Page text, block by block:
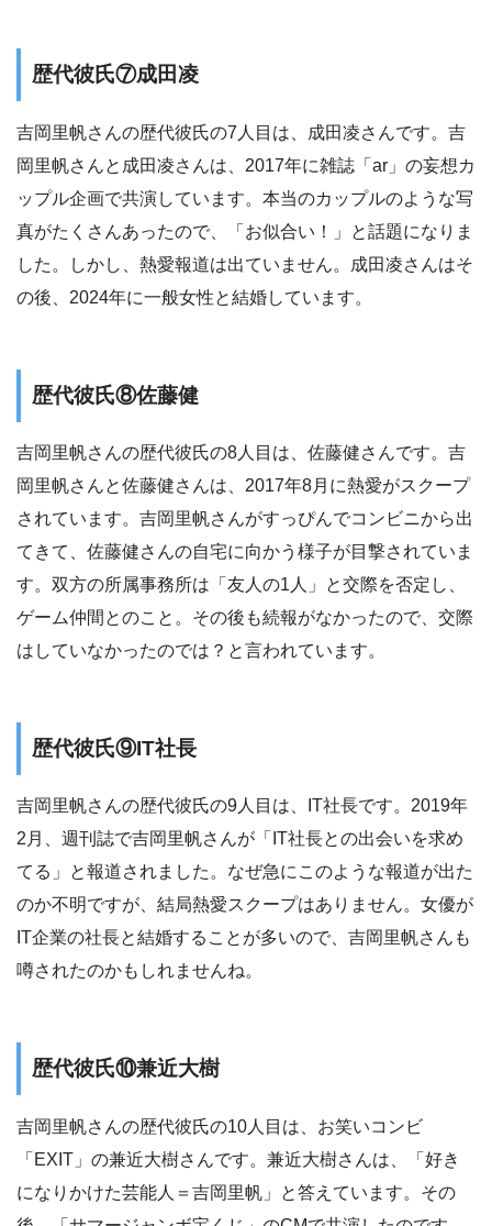
歴代彼氏⑦成田凌
吉岡里帆さんの歴代彼氏の7人目は、成田凌さんです。吉
岡里帆さんと成田凌さんは、2017年に雑誌「ar」の妄想カ
ップル企画で共演しています。本当のカップルのような写
真がたくさんあったので、「お似合い！」と話題になりま
した。しかし、熱愛報道は出ていません。成田凌さんはそ
の後、2024年に一般女性と結婚しています。
歴代彼氏⑧佐藤健
吉岡里帆さんの歴代彼氏の8人目は、佐藤健さんです。吉
岡里帆さんと佐藤健さんは、2017年8月に熱愛がスクープ
されています。吉岡里帆さんがすっぴんでコンビニから出
てきて、佐藤健さんの自宅に向かう様子が目撃されていま
す。双方の所属事務所は「友人の1人」と交際を否定し、
ゲーム仲間とのこと。その後も続報がなかったので、交際
はしていなかったのでは？と言われています。
歴代彼氏⑨IT社長
吉岡里帆さんの歴代彼氏の9人目は、IT社長です。2019年
2月、週刊誌で吉岡里帆さんが「IT社長との出会いを求め
てる」と報道されました。なぜ急にこのような報道が出た
のか不明ですが、結局熱愛スクープはありません。女優が
IT企業の社長と結婚することが多いので、吉岡里帆さんも
噂されたのかもしれませんね。
歴代彼氏⑩兼近大樹
吉岡里帆さんの歴代彼氏の10人目は、お笑いコンビ
「EXIT」の兼近大樹さんです。兼近大樹さんは、「好き
になりかけた芸能人＝吉岡里帆」と答えています。その